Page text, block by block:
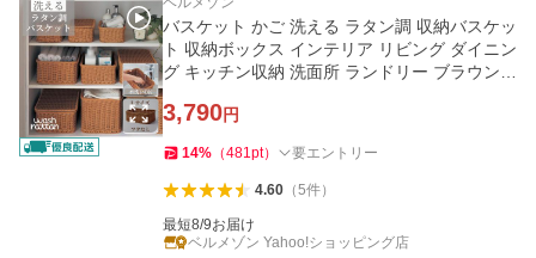
バスケット かご 洗える ラタン調 収納バスケッ
ト 収納ボックス インテリア リビング ダイニン
グ キッチン収納 洗面所 ランドリー ブラウン
3,790円
14% （481pt） 要エントリー
4.60（5件）
最短8/9お届け
ベルメゾン Yahoo!ショッピング店